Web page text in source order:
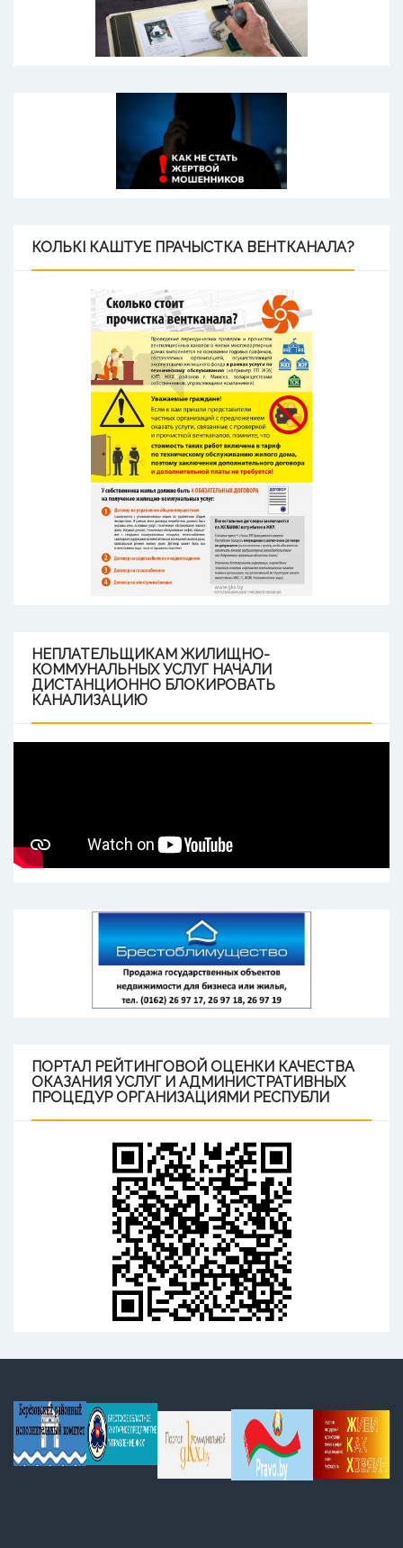
КОЛЬКІ КАШТУЕ ПРАЧЫСТКА ВЕНТКАНАЛА?
НЕПЛАТЕЛЬЩИКАМ ЖИЛИЩНО-
КОММУНАЛЬНЫХ УСЛУГ НАЧАЛИ
ДИСТАНЦИОННО БЛОКИРОВАТЬ
КАНАЛИЗАЦИЮ
ПОРТАЛ РЕЙТИНГОВОЙ ОЦЕНКИ КАЧЕСТВА
ОКАЗАНИЯ УСЛУГ И АДМИНИСТРАТИВНЫХ
ПРОЦЕДУР ОРГАНИЗАЦИЯМИ РЕСПУБЛИ